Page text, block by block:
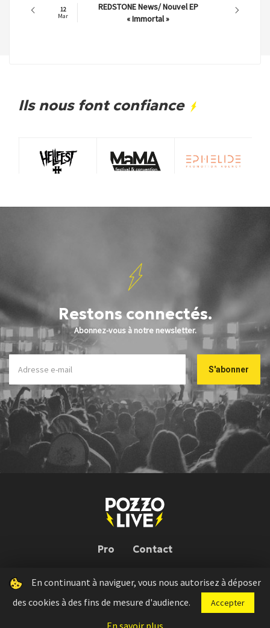
12
Mar
REDSTONE News/ Nouvel EP
« Immortal »
Ils nous font confiance
Restons connectés.
Abonnez-vous à notre newsletter.
Pro Contact
Pozzo Live © 2026 | Conception : Pozzo Team, avec l'aide deBloop
Press kit Règlement concours Mentions légales
En continuant à naviguer, vous nous autorisez à déposer
des cookies à des fins de mesure d'audience.
Accepter
En savoir plus